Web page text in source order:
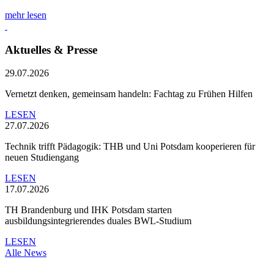
mehr lesen
Aktuelles & Presse
29.07.2026
Vernetzt denken, gemeinsam handeln: Fachtag zu Frühen Hilfen
LESEN
27.07.2026
Technik trifft Pädagogik: THB und Uni Potsdam kooperieren für
neuen Studiengang
LESEN
17.07.2026
TH Brandenburg und IHK Potsdam starten
ausbildungsintegrierendes duales BWL-Studium
LESEN
Alle News